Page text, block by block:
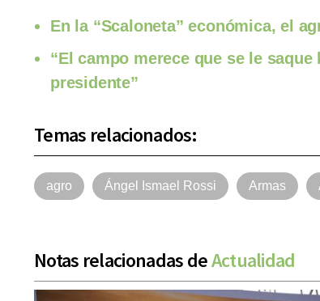
En la “Scaloneta” económica, el
“El campo merece que se le
presidente”
Temas relacionados:
agro Ángel Ismael Rossi Armas
Notas relacionadas deActualidad